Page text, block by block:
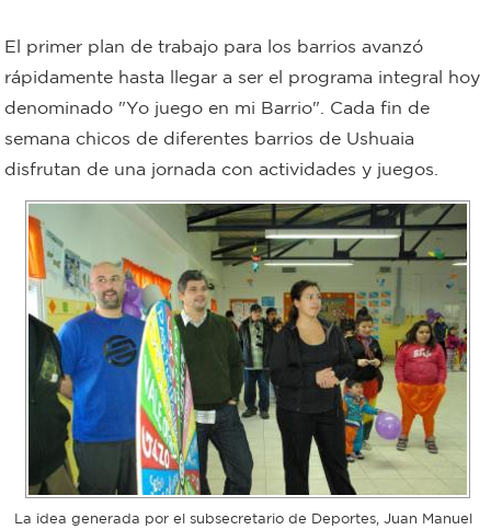
Bromatología
Rentas
bondi
Boleto
estudiantil
Recorrido
colectivos
Personal
municipal
El primer plan de trabajo para los barrios avanzó
rápidamente hasta llegar a ser el programa integral hoy
denominado "Yo juego en mi Barrio". Cada fin de
semana chicos de diferentes barrios de Ushuaia
disfrutan de una jornada con actividades y juegos.
La idea generada por el subsecretario de Deportes, Juan Manuel